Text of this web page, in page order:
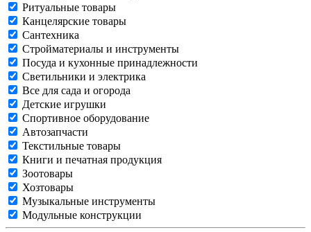
Ритуальные товары
Канцелярские товары
Сантехника
Стройматериалы и инструменты
Посуда и кухонные принадлежности
Светильники и электрика
Все для сада и огорода
Детские игрушки
Спортивное оборудование
Автозапчасти
Текстильные товары
Книги и печатная продукция
Зоотовары
Хозтовары
Музыкальные инструменты
Модульные конструкции